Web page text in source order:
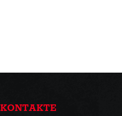
KONTAKTE